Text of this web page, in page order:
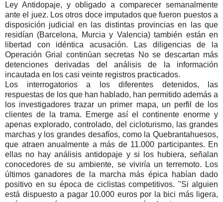
Ley Antidopaje, y obligado a comparecer semanalmente
ante el juez. Los otros doce imputados que fueron puestos a
disposición judicial en las distintas provincias en las que
residían (Barcelona, Murcia y Valencia) también están en
libertad con idéntica acusación. Las diligencias de la
Operación Grial continúan secretas No se descartan más
detenciones derivadas del análisis de la información
incautada en los casi veinte registros practicados.
Los interrogatorios a los diferentes detenidos, las
respuestas de los que han hablado, han permitido además a
los investigadores trazar un primer mapa, un perfil de los
clientes de la trama. Emerge así el continente enorme y
apenas explorado, controlado, del cicloturismo, las grandes
marchas y los grandes desafíos, como la Quebrantahuesos,
que atraen anualmente a más de 11.000 participantes. En
ellas no hay análisis antidopaje y si los hubiera, señalan
conocedores de su ambiente, se viviría un terremoto. Los
últimos ganadores de la marcha más épica habían dado
positivo en su época de ciclistas competitivos. "Si alguien
está dispuesto a pagar 10.000 euros por la bici más ligera,